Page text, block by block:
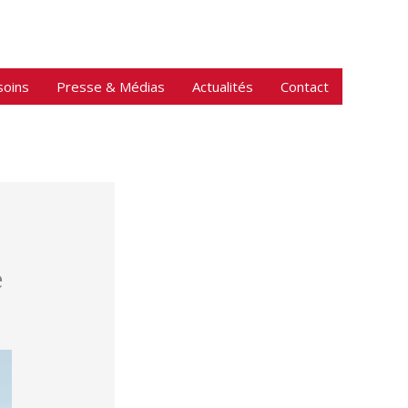
Presse & Médias Actualités Contact